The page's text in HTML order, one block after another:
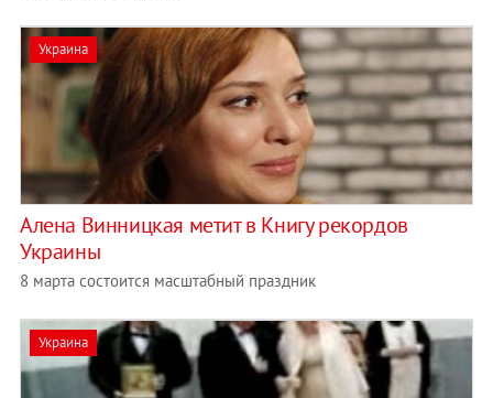
Украина
Алена Винницкая метит в Книгу рекордов
Украины
8 марта состоится масштабный праздник
Украина